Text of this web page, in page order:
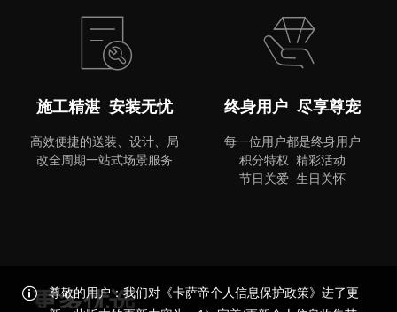
施工精湛 安装无忧
高效便捷的送装、设计、局
改全周期一站式场景服务
终身用户 尽享尊宠
每一位用户都是终身用户
积分特权 精彩活动
节日关爱 生日关怀
更多优选
尊敬的用户：我们对《卡萨帝个人信息保护政策》进了更